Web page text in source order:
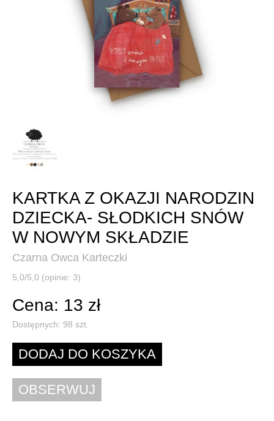
KARTKA Z OKAZJI NARODZIN
DZIECKA- SŁODKICH SNÓW
W NOWYM SKŁADZIE
Czarna Owca Karteczki
5,0/5,0 (opinie: 3)
Cena: 13 zł
Dostępnych: 98 szt.